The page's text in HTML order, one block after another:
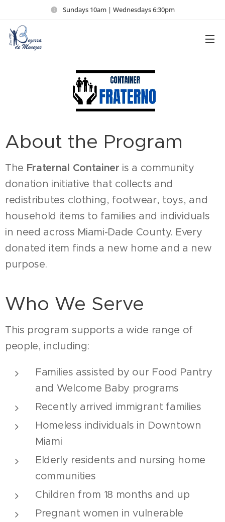
Sundays 10am | Wednesdays 6:30pm
About the Program
The Fraternal Container is a community
donation initiative that collects and
redistributes clothing, footwear, toys, and
household items to families and individuals
in need across Miami-Dade County. Every
donated item finds a new home and a new
purpose.
Who We Serve
This program supports a wide range of
people, including:
Families assisted by our Food Pantry
and Welcome Baby programs
Recently arrived immigrant families
Homeless individuals in Downtown
Miami
Elderly residents and nursing home
communities
Children from 18 months and up
Pregnant women in vulnerable